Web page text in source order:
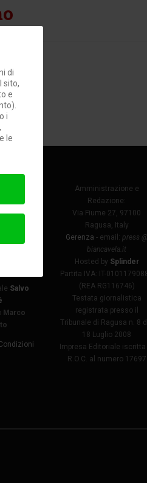
Rocca
Salvo
Marco
Amministrazione e
Redazione:
Via Fiume 27, 97100
Ragusa, Italy
Gerenza - email:press @
biancavela.it
Hosted by Splinder
Partita IVA: IT-
(REA RG116746)
Testata giornalistica
registrata presso il
Tribunale di Ragusa n. 8
18 Luglio 2008
Impresa Editoriale iscritta
R.O.C. al numero 17697
di
sito,
e
i
le